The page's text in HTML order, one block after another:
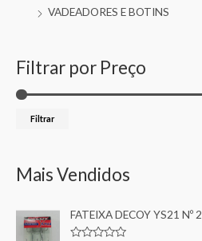
VADEADORES E BOTINS
Filtrar por Preço
Filtrar
Mais Vendidos
FATEIXA DECOY YS21 Nº 2